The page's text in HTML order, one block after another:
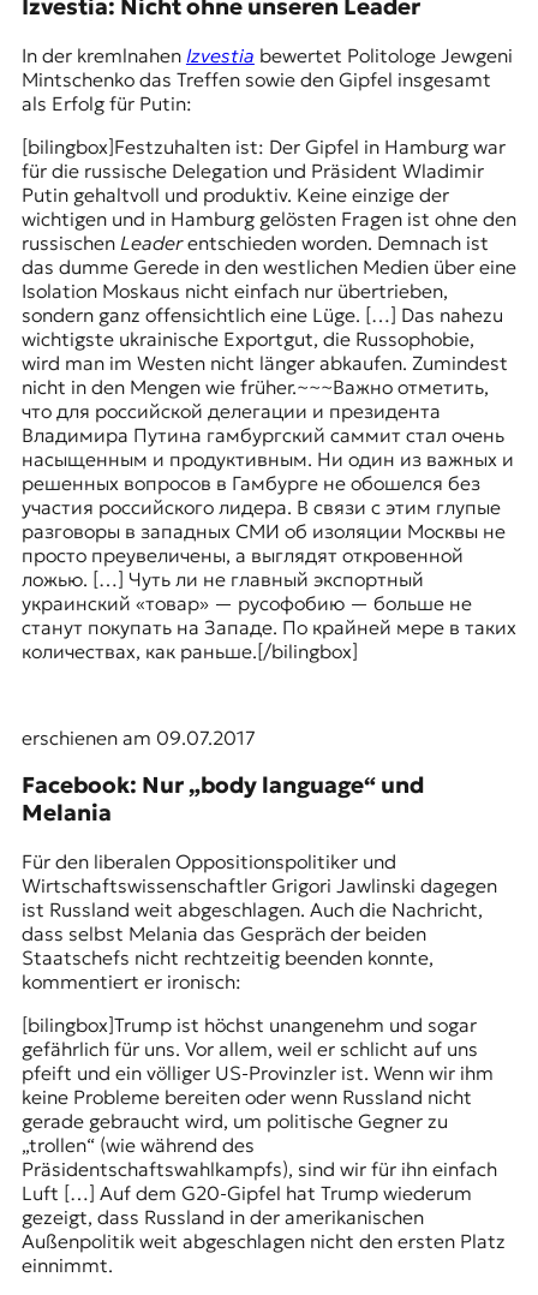
t
e
n
z
z
u
O
s
t
e
u
r
o
p
a
Izvestia: Nicht ohne unseren Leader
In der kremlnahen Izvestia bewertet Politologe Jewgeni
Mintschenko das Treffen sowie den Gipfel insgesamt
als Erfolg für Putin:
[bilingbox]Festzuhalten ist: Der Gipfel in Hamburg war
für die russische Delegation und Präsident Wladimir
Putin gehaltvoll und produktiv. Keine einzige der
wichtigen und in Hamburg gelösten Fragen ist ohne den
russischen Leader entschieden worden. Demnach ist
das dumme Gerede in den westlichen Medien über eine
Isolation Moskaus nicht einfach nur übertrieben,
sondern ganz offensichtlich eine Lüge. […] Das nahezu
wichtigste ukrainische Exportgut, die Russophobie,
wird man im Westen nicht länger abkaufen. Zumindest
nicht in den Mengen wie früher.~~~Важно отметить,
что для российской делегации и президента
Владимира Путина гамбургский саммит стал очень
насыщенным и продуктивным. Ни один из важных и
решенных вопросов в Гамбурге не обошелся без
участия российского лидера. В связи с этим глупые
разговоры в западных СМИ об изоляции Москвы не
просто преувеличены, а выглядят откровенной
ложью. […] Чуть ли не главный экспортный
украинский «товар» — русофобию — больше не
станут покупать на Западе. По крайней мере в таких
количествах, как раньше.[/bilingbox]
erschienen am 09.07.2017
Facebook: Nur „body language“ und
Melania
Für den liberalen Oppositionspolitiker und
Wirtschaftswissenschaftler Grigori Jawlinski dagegen
ist Russland weit abgeschlagen. Auch die Nachricht,
dass selbst Melania das Gespräch der beiden
Staatschefs nicht rechtzeitig beenden konnte,
kommentiert er ironisch:
[bilingbox]Trump ist höchst unangenehm und sogar
gefährlich für uns. Vor allem, weil er schlicht auf uns
pfeift und ein völliger US-Provinzler ist. Wenn wir ihm
keine Probleme bereiten oder wenn Russland nicht
gerade gebraucht wird, um politische Gegner zu
„trollen“ (wie während des
Präsidentschaftswahlkampfs), sind wir für ihn einfach
Luft […] Auf dem G20-Gipfel hat Trump wiederum
gezeigt, dass Russland in der amerikanischen
Außenpolitik weit abgeschlagen nicht den ersten Platz
einnimmt.